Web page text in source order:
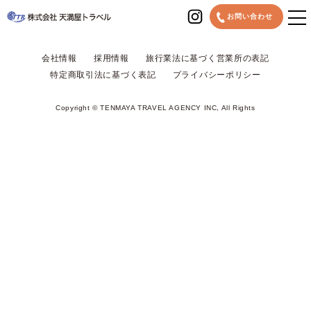
お問い合わせ
MENU
会社情報 採用情報
旅行業法に基づく営業所の表記
特定商取引法に基づく表記
プライバシーポリシー
Copyright © TENMAYA TRAVEL AGENCY INC, All Rights